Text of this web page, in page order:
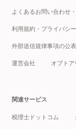
よくあるお問い合わせ
利用規約・プライバシ
外部送信規律事項の公
運営会社 オプト
関連サービス
税理士ドットコム